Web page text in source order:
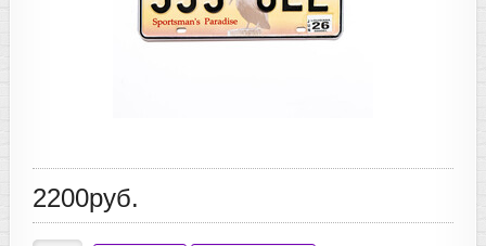
2200руб.